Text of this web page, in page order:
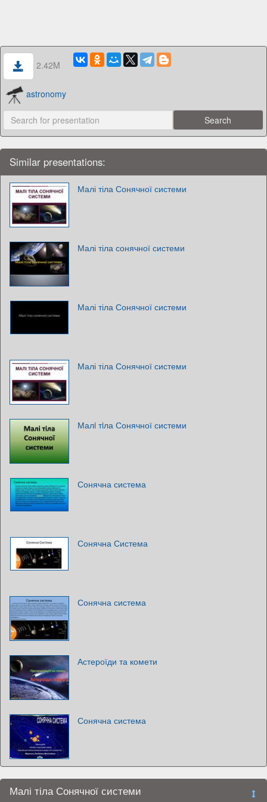
2.42M
astronomy
Similar presentations:
Малі тіла Сонячної системи
Малі тіла сонячної системи
Малі тіла Сонячної системи
Малі тіла Сонячної системи
Малi тiла Сонячної системи
Сонячна система
Сонячна Система
Сонячна система
Астероїди та комети
Сонячна система
Малі тіла Сонячної системи